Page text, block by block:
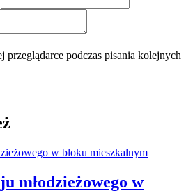
przeglądarce podczas pisania kolejnych
młodzieżowego w